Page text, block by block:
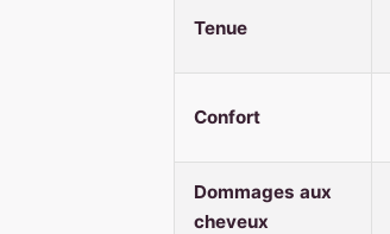
Tenue
Confort
Dommages aux
cheveux